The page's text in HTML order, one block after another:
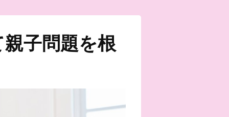
子問題を根